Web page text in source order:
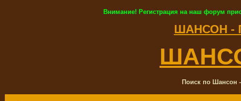
Внимание! Регистрация на наш форум
ШАНСОН -
Поиск по Шансон